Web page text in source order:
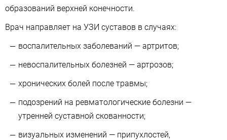
образований верхней конечности.
Врач направляет на УЗИ суставов в случаях:
воспалительных заболеваний — артритов;
невоспалительных болезней — артрозов;
хронических болей после травмы;
подозрений на ревматологические болезни —
утренней суставной скованности;
визуальных изменений — припухлостей,